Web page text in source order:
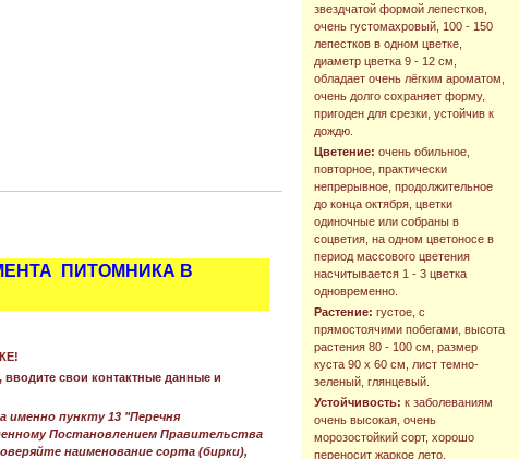
звездчатой формой лепестков,
очень густомахровый, 100 - 150
лепестков в одном цветке,
диаметр цветка 9 - 12 см,
обладает очень лёгким ароматом,
очень долго сохраняет форму,
пригоден для срезки, устойчив к
дождю.
Цветение: очень обильное,
повторное, практически
непрерывное, продолжительное
до конца октября, цветки
одиночные или собраны в
соцветия, на одном цветоносе в
период массового цветения
насчитывается 1 - 3 цветка
одновременно.
Растение: густое, с
прямостоячими побегами, высота
растения 80 - 100 см, размер
куста 90 х 60 см, лист темно-
зеленый, глянцевый.
Устойчивость: к заболеваниям
очень высокая, очень
морозостойкий сорт, хорошо
переносит жаркое лето,
ПИТОМНИКА В
свои контактные данные и
пункту 13 "Перечня
Постановлением Правительства
наименование сорта (бирки),